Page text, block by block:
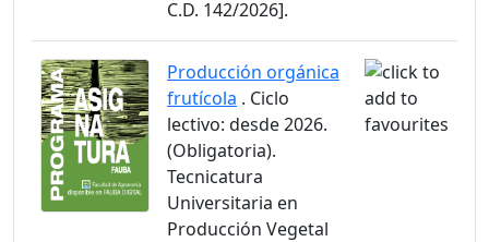
C.D. 142/2026].
Producción orgánica
frutícola . Ciclo
lectivo: desde 2026.
(Obligatoria).
Tecnicatura
Universitaria en
Producción Vegetal